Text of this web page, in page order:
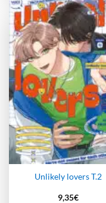
Unlikely lovers T.2
9,35€